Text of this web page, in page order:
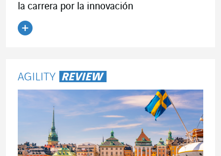
la carrera por la innovación